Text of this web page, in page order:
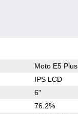
Moto E5 Plus
IPS LCD
6"
76.2%